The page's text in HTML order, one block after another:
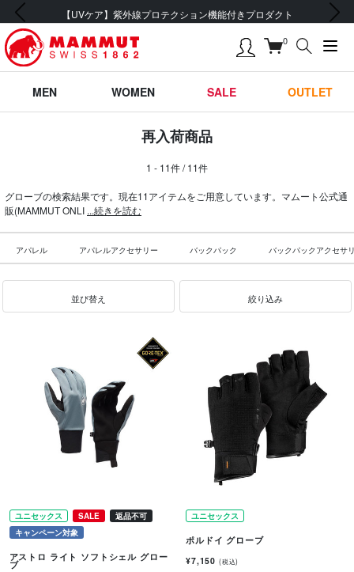
【UVケア】紫外線プロテクション機能付きプロダクト
前の画像 次の画像
0
MEN WOMEN SALE OUTLET
再入荷商品
1 - 11件 / 11件
グローブの検索結果です。現在11アイテムをご用意しています。マムート公式通
販(MAMMUT ONLI ...続きを読む
アパレル アパレルアクセサリー バックパック バックパックアクセサ
並び替え 絞り込み
ユニセックス SALE
返品不可
キャンペーン対象
アストロ ライト ソフトシェル グロー
ブ
ユニセックス
ポルドイ グローブ
¥7,150 (税込)